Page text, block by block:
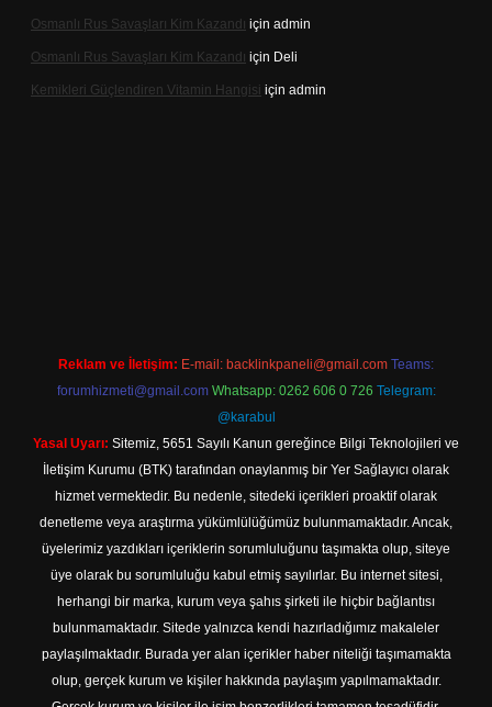
Osmanlı Rus Savaşları Kim Kazandı için admin
Osmanlı Rus Savaşları Kim Kazandı için Deli
Kemikleri Güçlendiren Vitamin Hangisi için admin
Reklam ve İletişim: E-mail: backlinkpaneli@gmail.com Teams:
forumhizmeti@gmail.com Whatsapp: 0262 606 0 726 Telegram:
@karabul
Yasal Uyarı: Sitemiz, 5651 Sayılı Kanun gereğince Bilgi Teknolojileri ve
İletişim Kurumu (BTK) tarafından onaylanmış bir Yer Sağlayıcı olarak
hizmet vermektedir. Bu nedenle, sitedeki içerikleri proaktif olarak
denetleme veya araştırma yükümlülüğümüz bulunmamaktadır. Ancak,
üyelerimiz yazdıkları içeriklerin sorumluluğunu taşımakta olup, siteye
üye olarak bu sorumluluğu kabul etmiş sayılırlar. Bu internet sitesi,
herhangi bir marka, kurum veya şahıs şirketi ile hiçbir bağlantısı
bulunmamaktadır. Sitede yalnızca kendi hazırladığımız makaleler
paylaşılmaktadır. Burada yer alan içerikler haber niteliği taşımamakta
olup, gerçek kurum ve kişiler hakkında paylaşım yapılmamaktadır.